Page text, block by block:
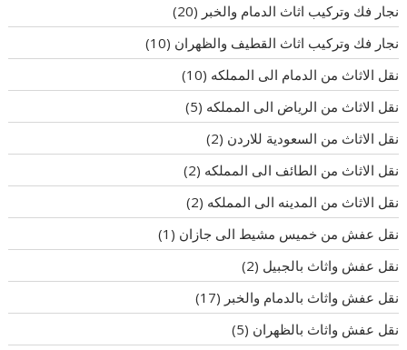
نجار فك وتركيب اثاث الدمام والخبر (20)
نجار فك وتركيب اثاث القطيف والظهران (10)
نقل الاثاث من الدمام الى المملكه (10)
نقل الاثاث من الرياض الى المملكه (5)
نقل الاثاث من السعودية للاردن (2)
نقل الاثاث من الطائف الى المملكه (2)
نقل الاثاث من المدينه الى المملكه (2)
نقل عفش من خميس مشيط الى جازان (1)
نقل عفش واثاث بالجبيل (2)
نقل عفش واثاث بالدمام والخبر (17)
نقل عفش واثاث بالظهران (5)